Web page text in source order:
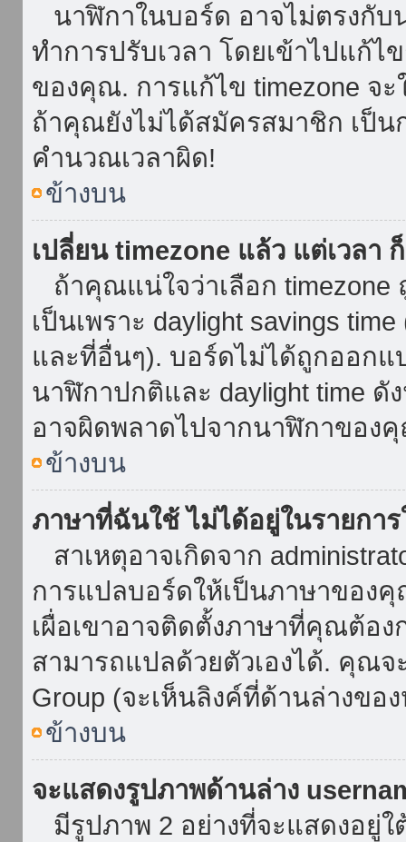
นาฬิกาในบอร์ด อาจไม่ตรงกั
ทำการปรับเวลา โดยเข้าไปแก้
ของคุณ. การแก้ไข timezone จ
ถ้าคุณยังไม่ได้สมัครสมาชิก เป็
คำนวณเวลาผิด!
ข้างบน
เปลี่ยน timezone แล้ว แต่เวลา
ถ้าคุณแน่ใจว่าเลือก timezone
เป็นเพราะ daylight savings
และที่อื่นๆ). บอร์ดไม่ได้ถูกออกแ
นาฬิกาปกติและ daylight time
อาจผิดพลาดไปจากนาฬิกาของ
ข้างบน
ภาษาที่ฉันใช้ ไม่ได้อยู่ในรายการ
สาเหตุอาจเกิดจาก
การแปลบอร์ดให้เป็นภาษาของ
เผื่อเขาอาจติดตั้งภาษาที่คุณต้อ
สามารถแปลด้วยตัวเองได้. คุณจ
Group (จะเห็นลิงค์ที่ด้านล่างขอ
ข้างบน
จะแสดงรูปภาพด้านล่าง
มีรูปภาพ 2 อย่างที่จะแสดงอยู่ใ